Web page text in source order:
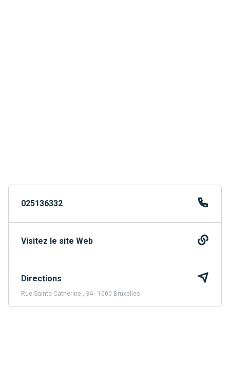
025136332
Visitez le site Web
Directions
Rue Sainte-Catherine , 34 - 1000 Bruxelles